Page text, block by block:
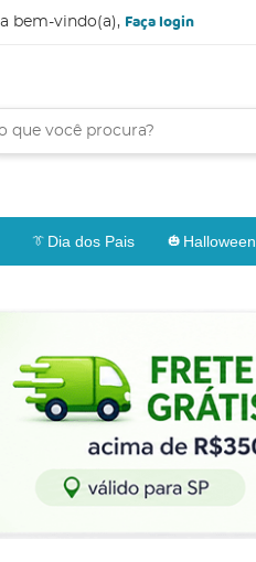
bem-vindo(a), Faça login
Dia dos Pais Halloween